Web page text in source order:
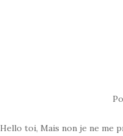
Hello toi, Mais non je ne me